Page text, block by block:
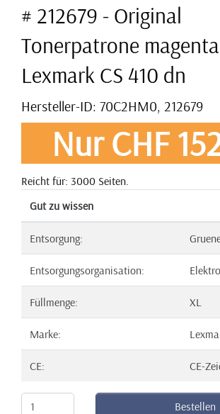
# 212679 - Original
Tonerpatrone magenta
Lexmark CS 410 dn
Hersteller-ID: 70C2HM0, 212679
Nur CHF
Reicht für: 3000 Seiten.
Gut zu wissen
Entsorgung:
Entsorgungsorganisation:
Füllmenge: XL
Marke:
CE: CE-
Bestellen